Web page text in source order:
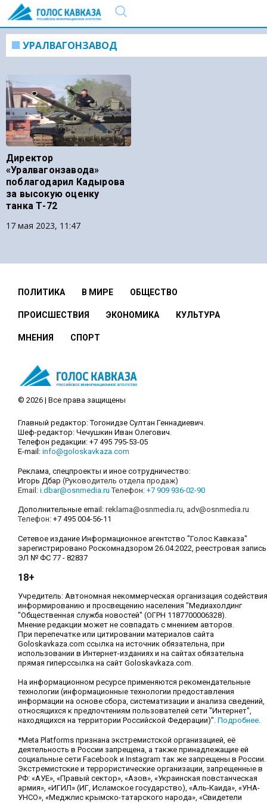
УРАЛВАГОНЗАВОД
Директор
«Уралвагонзавода»
поблагодарил Кадырова
за высокую оценку
танка Т-72
17 мая 2023, 11:47
ПОЛИТИКА В МИРЕ ОБЩЕСТВО
ПРОИСШЕСТВИЯ ЭКОНОМИКА КУЛЬТУРА
МНЕНИЯ СПОРТ
© 2026 | Все права защищены
Главный редактор: Тогонидзе Султан Геннадиевич.
Шеф-редактор: Чечушкин Иван Олегович.
Телефон редакции: +7 495 795-53-05
E-mail: info@goloskavkaza.com
Реклама, спецпроекты и иное сотрудничество:
Игорь Дбар (Руководитель отдела продаж)
Email: i.dbar@osnmedia.ru Телефон: +7 909 936-02-90
Дополнительные email: reklama@osnmedia.ru, adv@osnmedia.ru
Телефон: +7 495 004-56-11
Сетевое издание Информационное агентство "Голос Кавказа"
зарегистрировано Роскомнадзором 26.04.2022, реестровая запись
ЭЛ № ФС 77 - 82837
18+
Учредитель: Автономная некоммерческая организация содействия
информированию и просвещению населения "Медиахолдинг
"Общественная служба новостей" (ОГРН 1187700006328).
Мнение редакции может не совпадать с мнением авторов.
При перепечатке или цитировании материалов сайта
Goloskavkaza.com ссылка на источник обязательна, при
использовании в Интернет-изданиях и на сайтах обязательна
прямая гиперссылка на сайт Goloskavkaza.com.
На информационном ресурсе применяются рекомендательные
технологии (информационные технологии предоставления
информации на основе сбора, систематизации и анализа сведений,
относящихся к предпочтениям пользователей сети "Интернет",
находящихся на территории Российской Федерации)". Подробнее.
*Meta Platforms признана экстремистской организацией, её
деятельность в России запрещена, а также принадлежащие ей
социальные сети Facebook и Instagram так же запрещены в России.
Экстремистские и террористические организации, запрещенные в
РФ: «АУЕ», «Правый сектор», «Азов», «Украинская повстанческая
армия», «ИГИЛ» (ИГ, Исламское государство), «Аль-Каида», «УНА-
УНСО», «Меджлис крымско-татарского народа», «Свидетели